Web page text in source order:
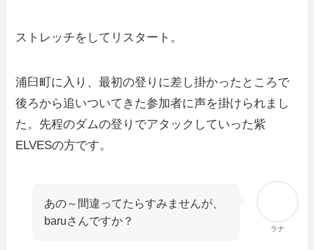
ストレッチをしてリスタート。
浦臼町に入り、最初の登りに差し掛かったところで
後ろから追いついてきた参加者に声を掛けられまし
た。先程のダムの登りでアタックしていった紫
ELVESの方です。
ラナ
あの～間違ってたらすみませんが、
baruさんですか？